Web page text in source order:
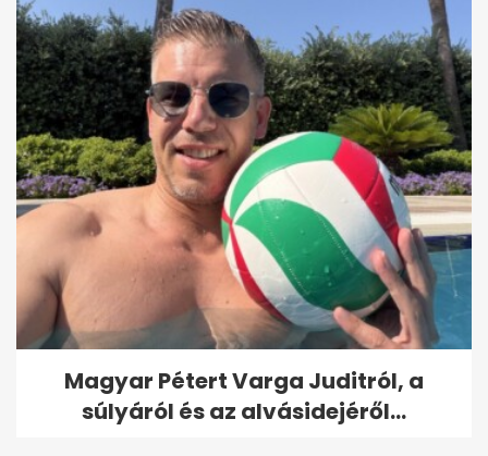
Magyar Pétert Varga Juditról, a
súlyáról és az alvásidejéről...